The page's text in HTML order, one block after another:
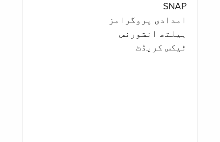
SNAP
امدادی پروگرامز
‏ہیلتھ انشورنس
ٹیکس کریڈٹ